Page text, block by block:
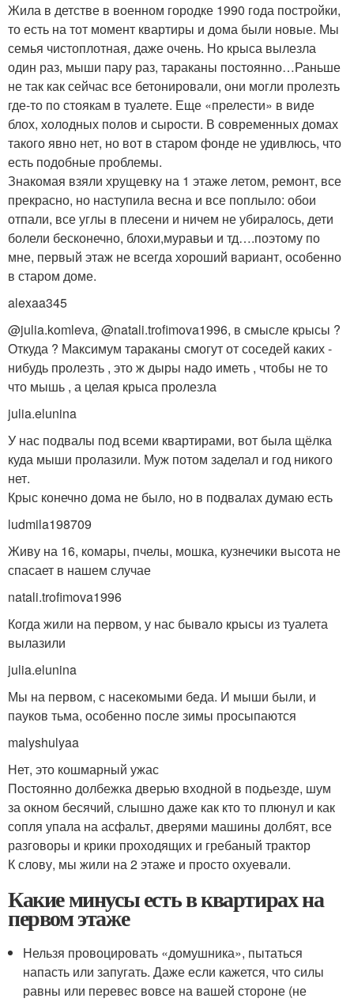
Жила в детстве в военном городке 1990 года постройки,
то есть на тот момент квартиры и дома были новые. Мы
семья чистоплотная, даже очень. Но крыса вылезла
один раз, мыши пару раз, тараканы постоянно…Раньше
не так как сейчас все бетонировали, они могли пролезть
где-то по стоякам в туалете. Еще «прелести» в виде
блох, холодных полов и сырости. В современных домах
такого явно нет, но вот в старом фонде не удивлюсь, что
есть подобные проблемы.
Знакомая взяли хрущевку на 1 этаже летом, ремонт, все
прекрасно, но наступила весна и все поплыло: обои
отпали, все углы в плесени и ничем не убиралось, дети
болели бесконечно, блохи,муравьи и тд….поэтому по
мне, первый этаж не всегда хороший вариант, особенно
в старом доме.
alexaa345
@julia.komleva, @natali.trofimova1996, в смысле крысы ?
Откуда ? Максимум тараканы смогут от соседей каких -
нибудь пролезть , это ж дыры надо иметь , чтобы не то
что мышь , а целая крыса пролезла
julia.elunina
У нас подвалы под всеми квартирами, вот была щёлка
куда мыши пролазили. Муж потом заделал и год никого
нет.
Крыс конечно дома не было, но в подвалах думаю есть
ludmila198709
Живу на 16, комары, пчелы, мошка, кузнечики высота не
спасает в нашем случае
natali.trofimova1996
Когда жили на первом, у нас бывало крысы из туалета
вылазили
julia.elunina
Мы на первом, с насекомыми беда. И мыши были, и
пауков тьма, особенно после зимы просыпаются
malyshulyaa
Нет, это кошмарный ужас
Постоянно долбежка дверью входной в подьезде, шум
за окном бесячий, слышно даже как кто то плюнул и как
сопля упала на асфальт, дверями машины долбят, все
разговоры и крики проходящих и гребаный трактор
К слову, мы жили на 2 этаже и просто охуевали.
Какие минусы есть в квартирах на
первом этаже
Нельзя провоцировать «домушника», пытаться
напасть или запугать. Даже если кажется, что силы
равны или перевес вовсе на вашей стороне (не